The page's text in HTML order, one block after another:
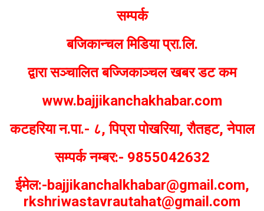
सम्पर्क
बजिकान्चल मिडिया प्रा.लि.
द्वारा सञ्चालित बज्जिकाञ्चल खबर डट कम
www.bajjikanchakhabar.com
कटहरिया न.पा.- ८, पिप्रा पोखरिया, रौतहट, नेपाल
सम्पर्क नम्बर:- 9855042632
ईमेल:-bajjikanchalkhabar@gmail.com,
rkshriwastavrautahat@gmail.com